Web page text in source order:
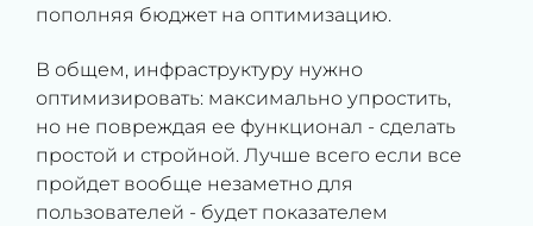
пополняя бюджет на оптимизацию.
В общем, инфраструктуру нужно
оптимизировать: максимально упростить,
но не повреждая ее функционал - сделать
простой и стройной. Лучше всего если все
пройдет вообще незаметно для
пользователей - будет показателем